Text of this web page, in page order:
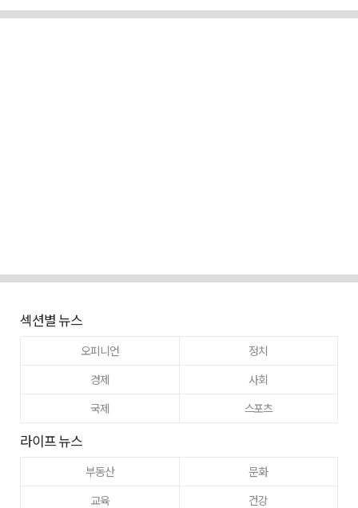
섹션별 뉴스
오피니언
정치
경제
사회
국제
스포츠
라이프 뉴스
부동산
문화
교육
건강